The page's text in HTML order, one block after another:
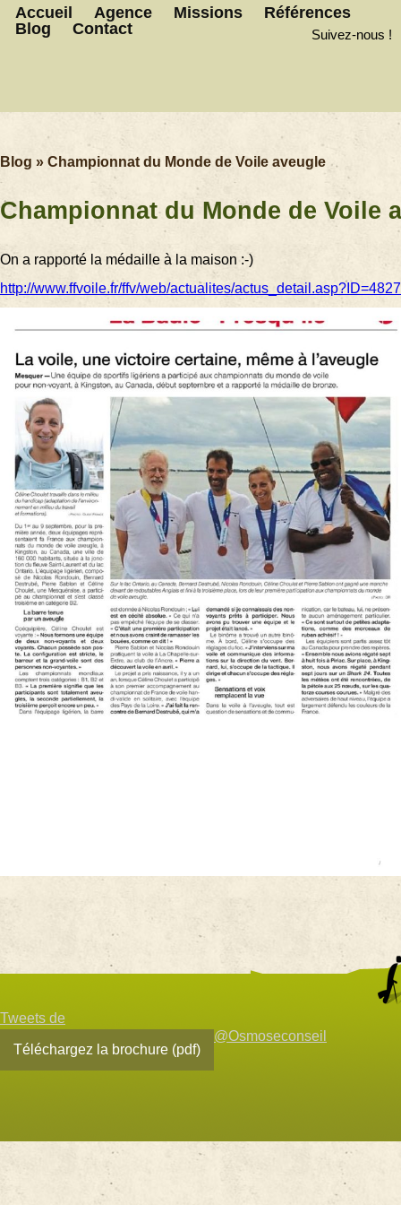
Accueil Agence Missions
Références
Blog
Contact Suivez-nous !
Blog » Championnat du Monde de Voile aveugle
Championnat du Monde de Voile
On a rapporté la médaille à la maison :-)
http://www.ffvoile.fr/ffv/web/actualites/actus_detail.asp?ID=4827
Téléchargez la brochure (pdf)
Tweets de
@Osmoseconseil